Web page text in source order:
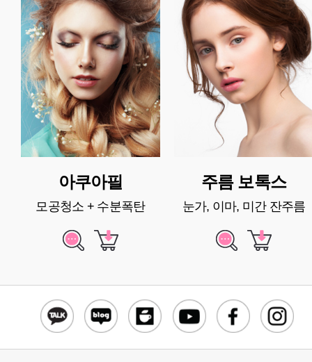
아쿠아필
모공청소 + 수분폭탄
주름 보톡스
눈가, 이마, 미간 잔주름